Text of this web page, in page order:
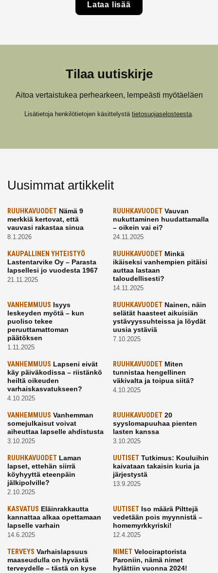
Lataa lisää
Tilaa uutiskirje
Aitoa vertaistukea perhearkeen, lempeästi myötäeläen
Lisätietoja henkilötietojen käsittelystä tietosuojaselosteesta.
Uusimmat artikkelit
RUUHKAVUODET Nämä 9
merkkiä kertovat, että
vauvasi rakastaa sinua
8.1.2026
RUUHKAVUODETVauvan
nukuttaminen huudattamalla
– oikein vai ei?
24.11.2025
KAUPALLINEN YHTEISTYÖ
Lastentarvike Oy – Parasta
lapsellesi jo vuodesta 1967
21.11.2025
RUUHKAVUODETMinkä
ikäiseksi vanhempien pitäisi
auttaa lastaan
taloudellisesti?
14.11.2025
VANHEMMUUS Isyys
leskeyden myötä – kun
puoliso tekee
peruuttamattoman
päätöksen
1.11.2025
RUUHKAVUODETNainen, näin
selätät haasteet aikuisiän
ystävyyssuhteissa ja löydät
uusia ystäviä
7.10.2025
VANHEMMUUS Lapseni eivät
käy päiväkodissa – riistänkö
heiltä oikeuden
varhaiskasvatukseen?
4.10.2025
RUUHKAVUODETMiten
tunnistaa hengellinen
väkivalta ja toipua siitä?
4.10.2025
VANHEMMUUS Vanhemman
somejulkaisut voivat
aiheuttaa lapselle ahdistusta
3.10.2025
RUUHKAVUODET20
syyslomapuuhaa pienten
lasten kanssa
3.10.2025
RUUHKAVUODET Laman
lapset, ettehän siirrä
köyhyyttä eteenpäin
jälkipolville?
2.10.2025
UUTISETTutkimus: Kouluihin
kaivataan takaisin kuria ja
järjestystä
13.9.2025
KASVATUS Eläinrakkautta
kannattaa alkaa opettamaan
lapselle varhain
14.6.2025
UUTISETIso määrä Pilttejä
vedetään pois myynnistä –
homemyrkkyriski!
12.4.2025
TERVEYS Varhaislapsuus
maaseudulla on hyvästä
terveydelle – tästä on kyse
NIMETVelociraptorista
Paroniin, nämä nimet
hylättiin vuonna 2024!